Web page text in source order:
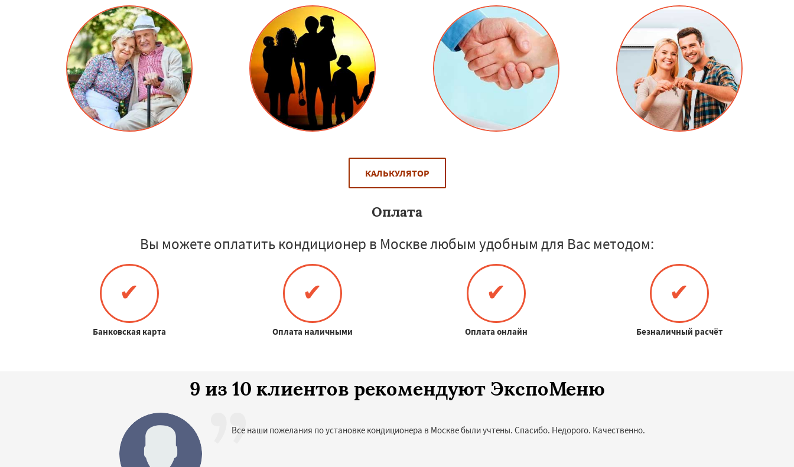
КАЛЬКУЛЯТОР
Оплата
Вы можете оплатить кондиционер в Москве любым удобным для Вас методом:
✔
Банковская карта
✔
Оплата наличными
✔
Оплата онлайн
✔
Безналичный расчёт
9 из 10 клиентов рекомендуют ЭкспоМеню
Все наши пожелания по установке кондиционера в Москве были учтены. Спасибо. Недорого. Качественно.